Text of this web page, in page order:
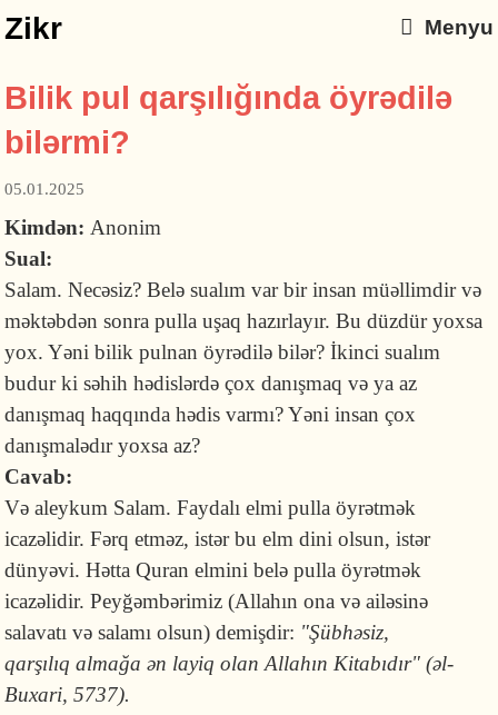
Zikr Menyu
Bilik pul qarşılığında öyrədilə
bilərmi?
05.01.2025
Kimdən: Anonim
Sual:
Salam. Necəsiz? Belə sualım var bir insan müəllimdir və
məktəbdən sonra pulla uşaq hazırlayır. Bu düzdür yoxsa
yox. Yəni bilik pulnan öyrədilə bilər? İkinci sualım
budur ki səhih hədislərdə çox danışmaq və ya az
danışmaq haqqında hədis varmı? Yəni insan çox
danışmalədır yoxsa az?
Cavab:
Və aleykum Salam. Faydalı elmi pulla öyrətmək
icazəlidir. Fərq etməz, istər bu elm dini olsun, istər
dünyəvi. Hətta Quran elmini belə pulla öyrətmək
icazəlidir. Peyğəmbərimiz (Allahın ona və ailəsinə
salavatı və salamı olsun) demişdir: "Şübhəsiz,
qarşılıq almağa ən layiq olan Allahın Kitabıdır" (əl-
Buxari, 5737).